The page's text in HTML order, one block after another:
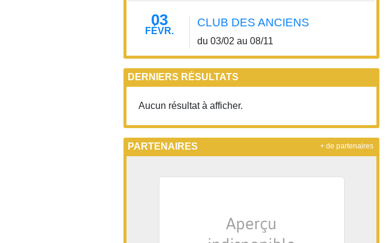
03
FÉVR.
CLUB DES ANCIENS
du 03/02 au 08/11
DERNIERS RÉSULTATS
Aucun résultat à afficher.
PARTENAIRES + de partenaires